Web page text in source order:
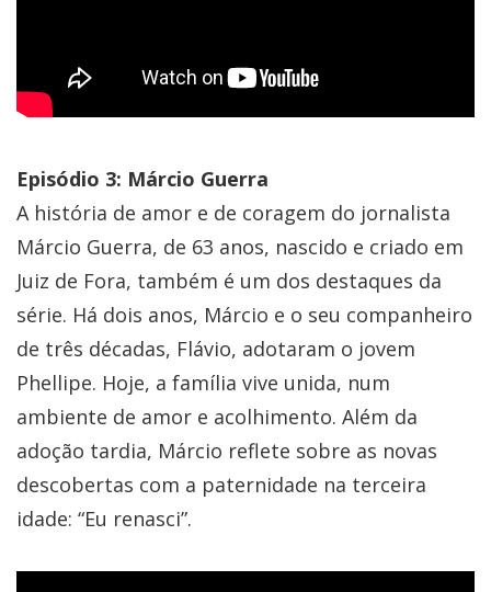
Episódio 3: Márcio Guerra
A história de amor e de coragem do jornalista
Márcio Guerra, de 63 anos, nascido e criado em
Juiz de Fora, também é um dos destaques da
série. Há dois anos, Márcio e o seu companheiro
de três décadas, Flávio, adotaram o jovem
Phellipe. Hoje, a família vive unida, num
ambiente de amor e acolhimento. Além da
adoção tardia, Márcio reflete sobre as novas
descobertas com a paternidade na terceira
idade: “Eu renasci”.